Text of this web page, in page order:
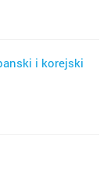
i korejski